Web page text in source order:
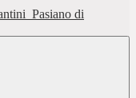
Pasiano di